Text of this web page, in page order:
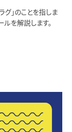
グ」のことを指しま
を解説します。